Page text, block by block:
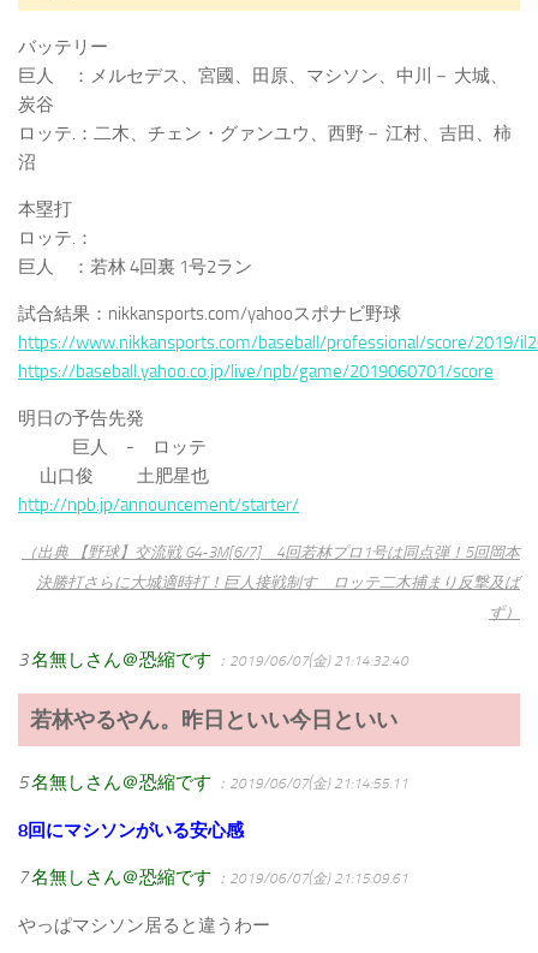
バッテリー
巨人 ：メルセデス、宮國、田原、マシソン、中川－ 大城、
炭谷
ロッテ.：二木、チェン・グァンユウ、西野－ 江村、吉田、柿
沼
本塁打
ロッテ.：
巨人 ：若林 4回裏 1号2ラン
試合結果：nikkansports.com/yahooスポナビ野球
https://www.nikkansports.com/baseball/professional/score/2019/
https://baseball.yahoo.co.jp/live/npb/game/2019060701/score
明日の予告先発
巨人 - ロッテ
山口俊 土肥星也
http://npb.jp/announcement/starter/
（出典 【野球】交流戦 G4-3M[6/7] 4回若林プロ1号は同点弾！5回岡本
決勝打さらに大城適時打！巨人接戦制す ロッテ二木捕まり反撃及ば
ず）
3名無しさん＠恐縮です ：2019/06/07(金) 21:14:32.40
若林やるやん。昨日といい今日といい
5名無しさん＠恐縮です ：2019/06/07(金) 21:14:55.11
8回にマシソンがいる安心感
7名無しさん＠恐縮です ：2019/06/07(金) 21:15:09.61
やっぱマシソン居ると違うわー